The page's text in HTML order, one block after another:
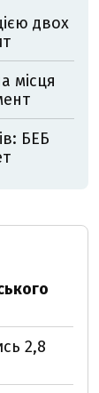
двох
місця
БЕБ
2,8